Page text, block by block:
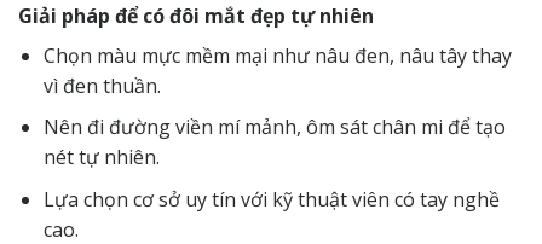
Giải pháp để có đôi mắt đẹp tự nhiên
Chọn màu mực mềm mại như nâu đen, nâu tây thay
vì đen thuần.
Nên đi đường viền mí mảnh, ôm sát chân mi để tạo
nét tự nhiên.
Lựa chọn cơ sở uy tín với kỹ thuật viên có tay nghề
cao.